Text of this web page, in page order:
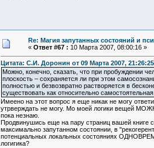
Re: Магия запутанных состояний и
« Ответ #67 : 10 Марта 2007, 08:00:16 »
Цитата: С.И. Доронин от 09 Марта 2007, 21:26:25
Можно, конечно, сказать, что при пробуждении
плоскость – сохраняется ли при этом
полностью и безвозвратно растворяется в
существовать как относительно
Имеено на этот вопрос я еще никак не могу
утрверждать не могу. Мо моей логики вещей
пока незнаю.
Продвинушись еще на пару страниц вашей книге
максимально запутанном состоянии, в
потенциальных локальных состояниях
логигика?